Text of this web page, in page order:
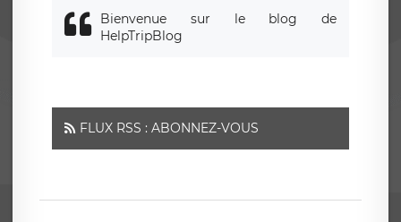
Bienvenue sur le blog de
HelpTripBlog
FLUX RSS : ABONNEZ-VOUS